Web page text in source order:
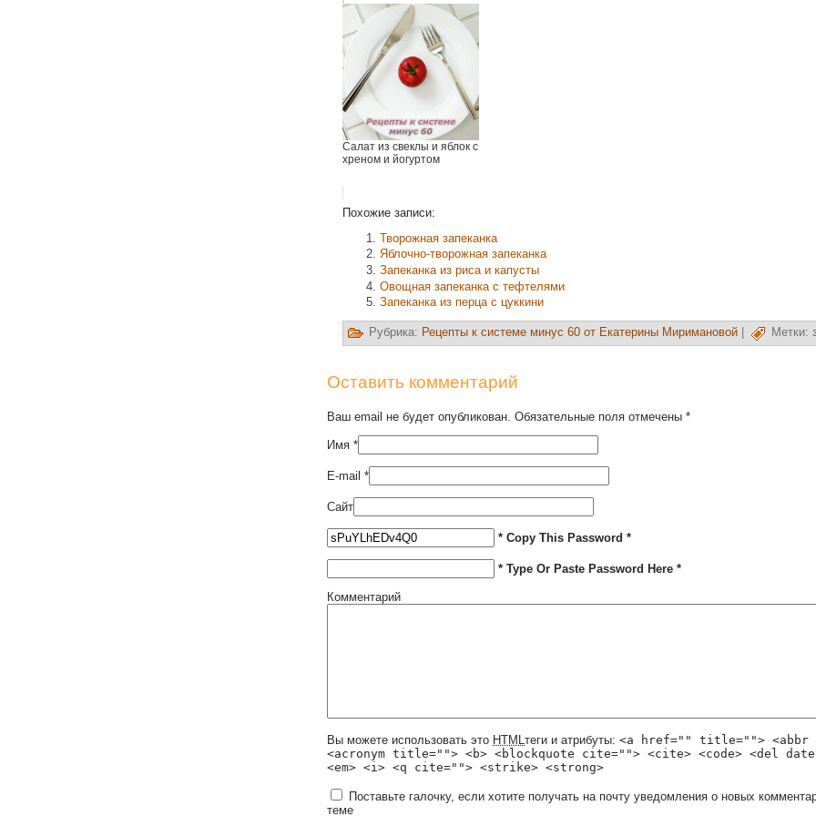
Салат из свеклы и яблок с
хреном и йогуртом
Похожие записи:
Творожная запеканка
Яблочно-творожная запеканка
Запеканка из риса и капусты
Овощная запеканка с тефтелями
Запеканка из перца с цуккини
Рубрика: Рецепты к системе минус 60 от Екатерины Миримановой Метки:
Оставить комментарий
Ваш email не будет опубликован. Обязательные поля отмечены *
Имя *
E-mail *
Сайт
* Copy This Password *
* Type Or Paste Password Here *
Комментарий
Вы можете использовать это HTMLтеги и атрибуты: <a href="" title="">
<acronym title=""> <b> <blockquote cite=""> <cite> <code> <del
<em> <i> <q cite=""> <strike> <strong>
Поставьте галочку, если хотите получать на почту уведомления о новых
теме